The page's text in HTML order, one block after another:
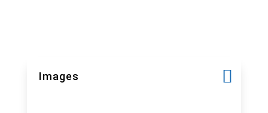
Images